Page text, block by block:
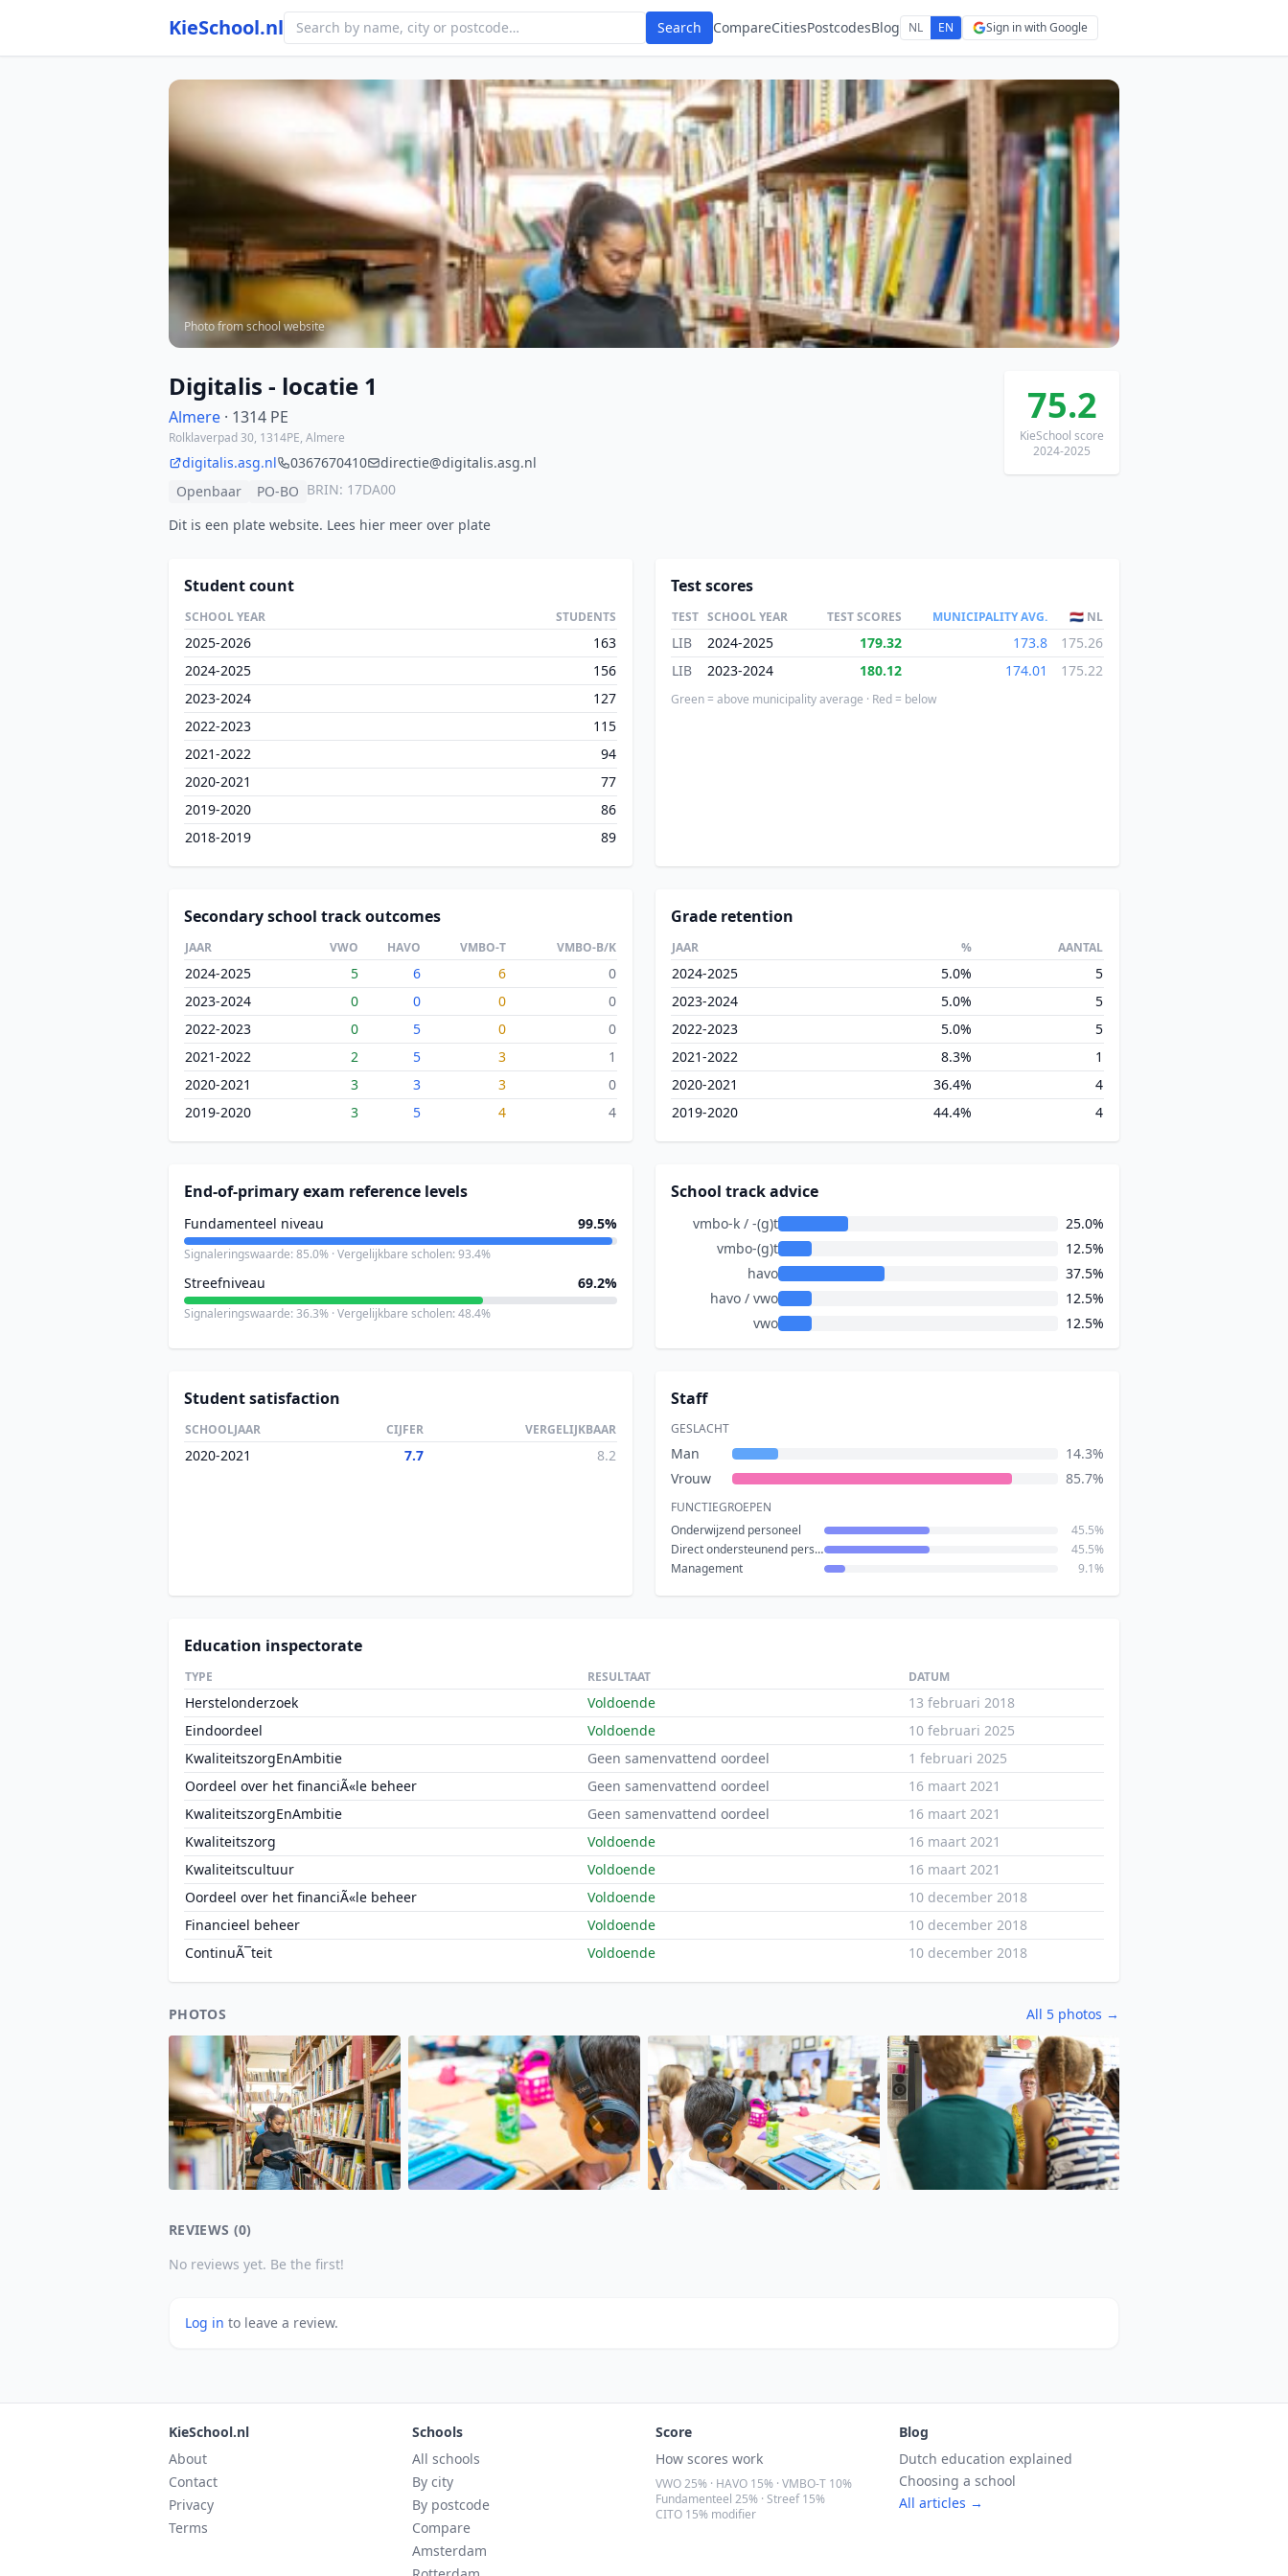
KieSchool.nl Search CompareCitiesPostcodesBlog NL EN Sign in with Google
Photo from school website
Digitalis - locatie 1
Almere · 1314 PE
Rolklaverpad 30, 1314PE, Almere
digitalis.asg.nl 0367670410
directie@digitalis.asg.nl
Openbaar
PO-BO BRIN: 17DA00
Dit is een plate website. Lees hier meer over plate
75.2
KieSchool score
2024-2025
Student count
SCHOOL YEAR STUDENTS
2025-2026
163
2024-2025
156
2023-2024
127
2022-2023
115
2021-2022
94
2020-2021
77
2019-2020
86
2018-2019
89
Test scores
TEST SCHOOL YEAR TEST SCORES MUNICIPALITY AVG. 🇳🇱 NL
LIB 2024-2025 179.32 173.8
175.26
LIB
2023-2024 180.12 174.01 175.22
Green = above municipality average · Red = below
Secondary school track outcomes
JAAR VWO HAVO VMBO-T VMBO-B/K
2024-2025 5 6 6
0
2023-2024
0 0 0
0
2022-2023
0 5 0
0
2021-2022
2 5 3
1
2020-2021
3 3 3
0
2019-2020
3 5 4 4
Grade retention
JAAR % AANTAL
2024-2025 5.0%
5
2023-2024
5.0%
5
2022-2023
5.0%
5
2021-2022
8.3%
1
2020-2021
36.4%
4
2019-2020
44.4% 4
End-of-primary exam reference levels
Fundamenteel niveau 99.5%
Signaleringswaarde: 85.0% · Vergelijkbare scholen: 93.4%
Streefniveau 69.2%
Signaleringswaarde: 36.3% · Vergelijkbare scholen: 48.4%
School track advice
vmbo-k / -(g)t
25.0%
vmbo-(g)t
12.5%
havo
37.5%
havo / vwo
12.5%
vwo
12.5%
Student satisfaction
SCHOOLJAAR CIJFER VERGELIJKBAAR
2020-2021 7.7 8.2
Staff
GESLACHT
Man
14.3%
Vrouw
85.7%
FUNCTIEGROEPEN
Onderwijzend personeel
45.5%
Direct ondersteunend personeel
45.5%
Management
9.1%
Education inspectorate
TYPE RESULTAAT DATUM
Herstelonderzoek Voldoende
13 februari 2018
Eindoordeel
Voldoende
10 februari 2025
KwaliteitszorgEnAmbitie
Geen samenvattend oordeel
1 februari 2025
Oordeel over het financiÃ«le beheer
Geen samenvattend oordeel
16 maart 2021
KwaliteitszorgEnAmbitie
Geen samenvattend oordeel
16 maart 2021
Kwaliteitszorg
Voldoende
16 maart 2021
Kwaliteitscultuur
Voldoende
16 maart 2021
Oordeel over het financiÃ«le beheer
Voldoende
10 december 2018
Financieel beheer
Voldoende
10 december 2018
ContinuÃ¯teit
Voldoende 10 december 2018
PHOTOS All 5 photos →
REVIEWS (0)
No reviews yet. Be the first!
Log in to leave a review.
KieSchool.nl
About
Contact
Privacy
Terms
Schools
All schools
By city
By postcode
Compare
Amsterdam
Score
How scores work
VWO 25% · HAVO 15% · VMBO-T 10%
Fundamenteel 25% · Streef 15%
CITO 15% modifier
Blog
Dutch education explained
Choosing a school
All articles →